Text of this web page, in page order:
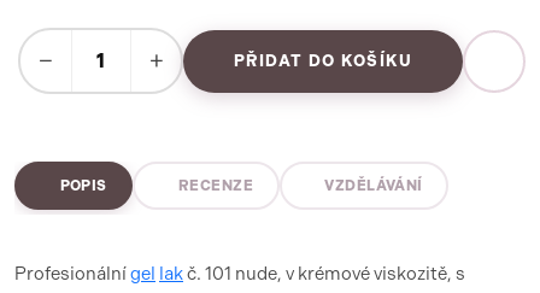
− + PŘIDAT DO KOŠÍKU
POPIS RECENZE VZDĚLÁVÁNÍ
Profesionálnígel lakč. 101 nude, v krémové viskozitě, s